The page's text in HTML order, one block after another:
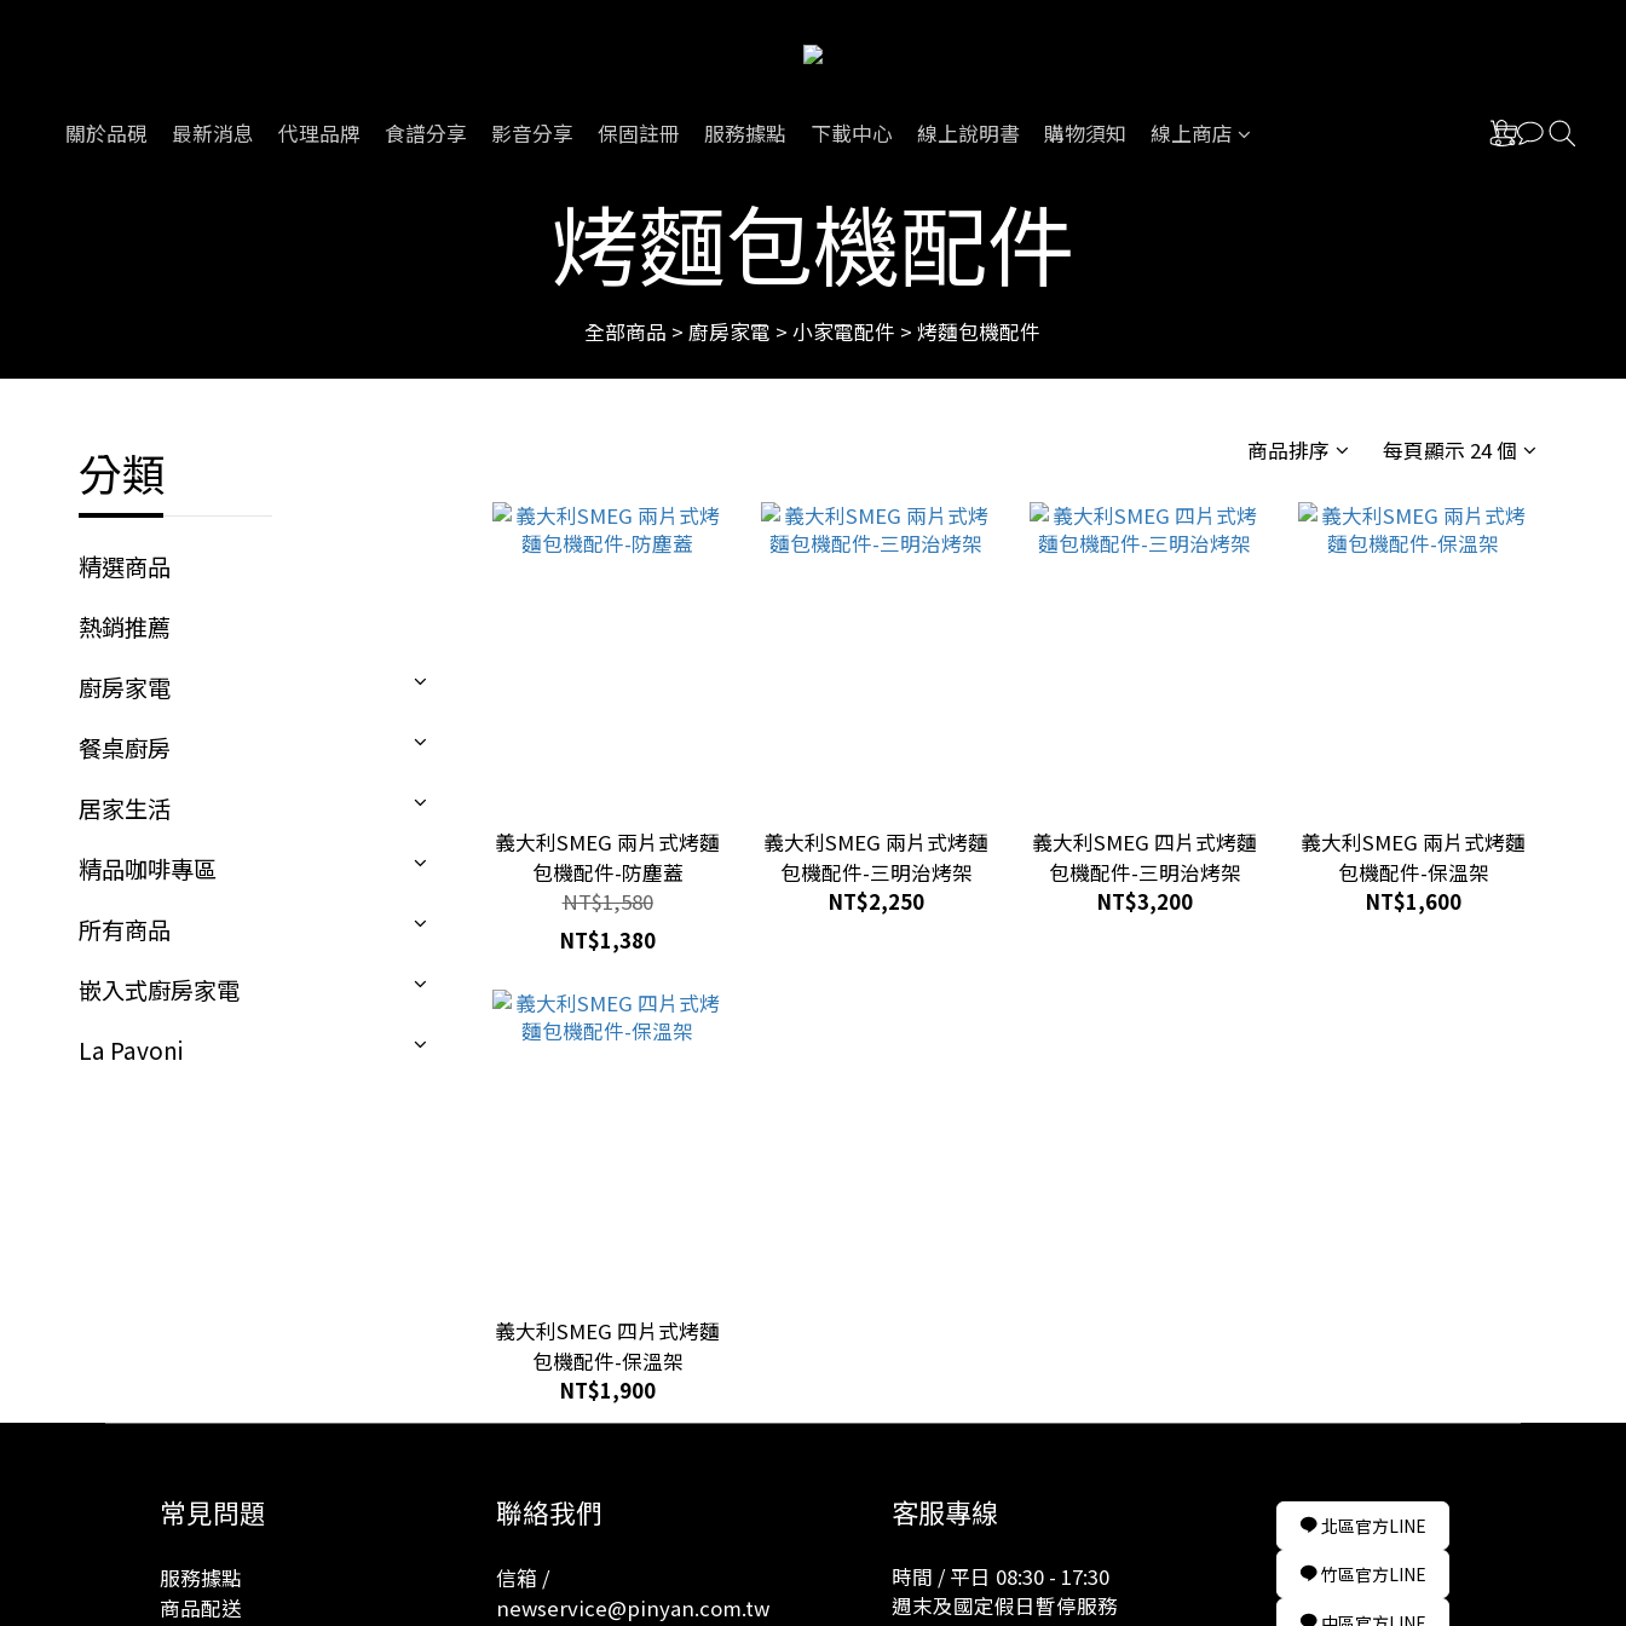
關於品硯 最新消息 代理品牌 食譜分享 影音分享 保固註冊 服務據點 下載中心 線上說明書 購物須知 線上商店
烤麵包機配件
全部商品 >廚房家電 >小家電配件 >烤麵包機配件
分類
精選商品
熱銷推薦
廚房家電
餐桌廚房
居家生活
精品咖啡專區
所有商品
嵌入式廚房家電
La Pavoni
商品排序 每頁顯示 24 個
義大利SMEG 兩片式烤麵
包機配件-防塵蓋
NT$1,580
NT$1,380
義大利SMEG 兩片式烤麵
包機配件-三明治烤架
NT$2,250
義大利SMEG 四片式烤麵
包機配件-三明治烤架
NT$3,200
義大利SMEG 兩片式烤麵
包機配件-保溫架
NT$1,600
義大利SMEG 四片式烤麵
包機配件-保溫架
NT$1,900
常見問題
服務據點
商品配送
聯絡我們
信箱 /
newservice@pinyan.com.tw
客服專線
時間 / 平日 08:30 - 17:30
週末及國定假日暫停服務
北區官方LINE
竹區官方LINE